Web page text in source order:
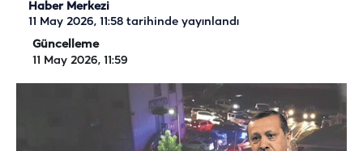
Haber Merkezi
11 May 2026, 11:58 tarihinde yayınlandı
Güncelleme
11 May 2026, 11:59